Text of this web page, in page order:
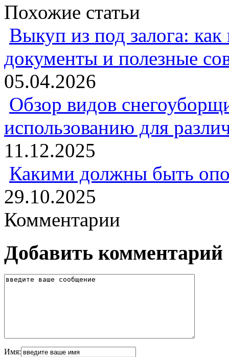
Похожие статьи
Выкуп из под залога:
документы и полезные
05.04.2026
Обзор видов
использованию для
11.12.2025
Какими должны быть
29.10.2025
Комментарии
Добавить комментарий
Имя: